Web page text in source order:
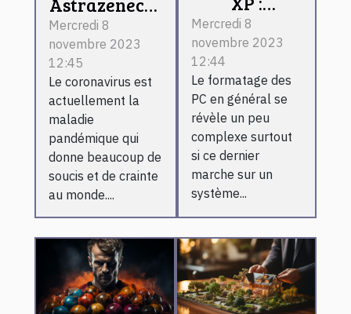
est-il
vraiment
efficace
contre le
coronavirus ?
Mercredi 8
novembre 2023
12:45
Le coronavirus est
actuellement la
maladie
pandémique qui
donne beaucoup de
soucis et de crainte
au monde....
comment le
formater ?
Mercredi 8
novembre 2023
12:44
Le formatage des
PC en général se
révèle un peu
complexe surtout
si ce dernier
marche sur un
système...